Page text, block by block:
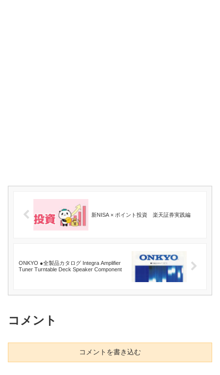
新NISA × ポイント投資 楽天証券実践編
ONKYO ●全製品カタログ Integra Amplifier
Tuner Turntable Deck Speaker Component
コメント
コメントを書き込む